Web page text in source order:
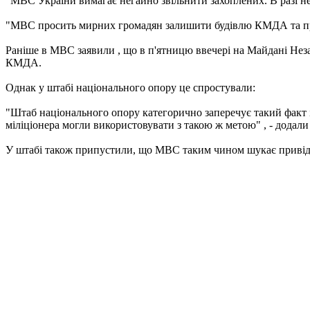
"МВС просить мирних громадян залишити будівлю КМДА та
Раніше в МВС заявили , що в п'ятницю ввечері на Майдані
КМДА.
Однак у штабі національного опору це спростували:
"Штаб національного опору категорично заперечує такий
міліціонера могли використовувати з такою ж метою" , -
У штабі також припустили, що МВС таким чином шукає привід